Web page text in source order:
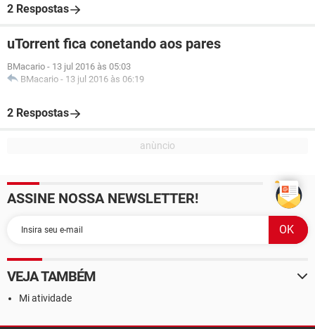
2 Respostas
uTorrent fica conetando aos pares
BMacario - 13 jul 2016 às 05:03
BMacario - 13 jul 2016 às 06:19
2 Respostas
ASSINE NOSSA NEWSLETTER!
VEJA TAMBÉM
Mi atividade